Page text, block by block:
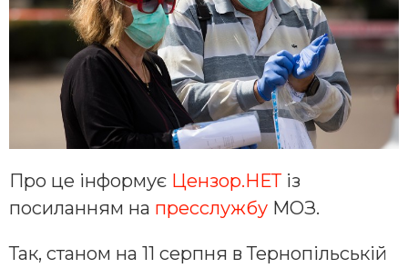
Про це інформує Цензор.НЕТ із
посиланням на пресслужбу МОЗ.
Так, станом на 11 серпня в Тернопільській